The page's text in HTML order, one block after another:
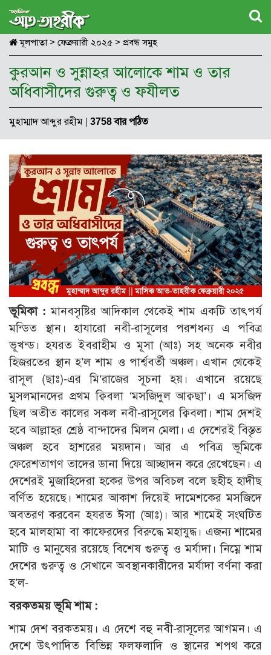
মূলপাতা> ফেব্রুয়ারী ২০২৫ > প্রবন্ধ সমুহ
কুরআন ও সুন্নাহর আলোকে শাম ও তার
অধিবাসীদের গুরুত্ব ও ফযীলত
মুহাম্মাদ আব্দুর রহীম | 3758 বার পঠিত
ভূমিকা :মানবসৃষ্টির আদিকাল থেকেই শাম একটি তাৎপর্য
মন্ডিত স্থান। হাযারো নবী-রাসূলের পরশধন্য এ পবিত্র
ভূখন্ড। হযরত ইবরাহীম ও মূসা (আঃ) সহ অনেক নবীর
হিজরতের স্থান হ’ল শাম ও পার্শ্ববর্তী অঞ্চল। এখান থেকেই
রাসূল (ছাঃ)-এর মি‘রাজের সূচনা হয়। এখানে রয়েছে
মুসলমানদের প্রথম ক্বিবলা ‘মসজিদুল আক্বছা’। এ মসজিদ
ছিল অতীত কালের সকল নবী-রাসূলের ক্বিবলা। শাম দেশই
হবে আল্লাহর শ্রেষ্ঠ বান্দাদের মিলন মেলা। এ দেশেরই বিস্তৃত
অঞ্চল হবে হাশরের ময়দান। আর এ পবিত্র ভূমিকে
ফেরেশতাগণ তাদের ডানা দিয়ে আচ্ছাদন করে রেখেছেন। এ
দেশেরই মুজাহিদেরা হকের উপর অবিচল বলে ছহীহ হাদীছ
বর্ণিত হয়েছে। শামের আকাশ দিয়েই দামেশকের মসজিদে
অবতরণ করবেন হযরত ঈসা (আঃ)। আর শামেই সংঘটিত
হবে মালহামা বা কাফেরদের বিরুদ্ধে মহাযুদ্ধ। এজন্য শামের
মাটি ও মানুষের রয়েছে বিশেষ গুরুত্ব ও মর্যাদা। নিম্নে শাম
দেশের গুরুত্ব ও সেখানে অবস্থানকারীদের মর্যাদা বর্ণনা করা
হ’ল-
বরকতময় ভূমি শাম :
শাম দেশ বরকতময়। এ দেশে বহু নবী-রাসূলের আগমন। এ
দেশে উৎপাদিত বিভিন্ন ফলফলাদি ও স্থানের শপথ করে